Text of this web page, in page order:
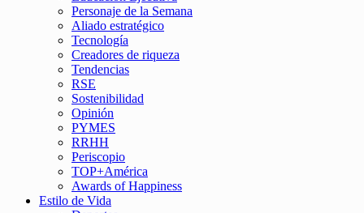
Personaje de la Semana
Aliado estratégico
Tecnología
Creadores de riqueza
Tendencias
RSE
Sostenibilidad
Opinión
PYMES
RRHH
Periscopio
TOP+América
Awards of Happiness
Estilo de Vida